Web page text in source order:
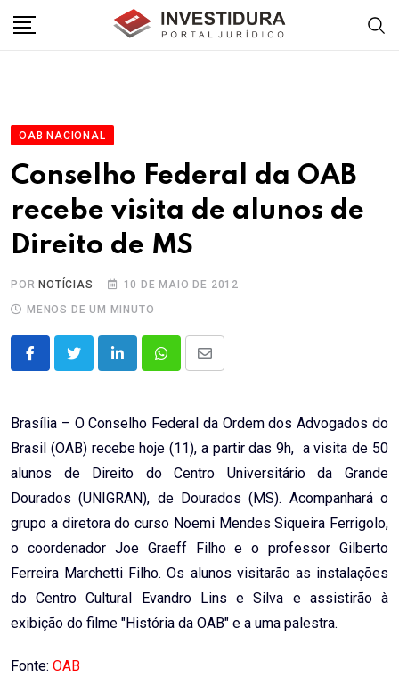
OAB NACIONAL
Conselho Federal da OAB
recebe visita de alunos de
Direito de MS
POR NOTÍCIAS
10 DE MAIO DE 2012
MENOS DE UM MINUTO
LinkedInWhatsappShare
Email
Brasília – O Conselho Federal da Ordem dos Advogados do
Brasil (OAB) recebe hoje (11), a partir das 9h, a visita de 50
alunos de Direito do Centro Universitário da Grande
Dourados (UNIGRAN), de Dourados (MS). Acompanhará o
grupo a diretora do curso Noemi Mendes Siqueira Ferrigolo,
o coordenador Joe Graeff Filho e o professor Gilberto
Ferreira Marchetti Filho. Os alunos visitarão as instalações
do Centro Cultural Evandro Lins e Silva e assistirão à
exibição do filme "História da OAB" e a uma palestra.
Fonte: OAB